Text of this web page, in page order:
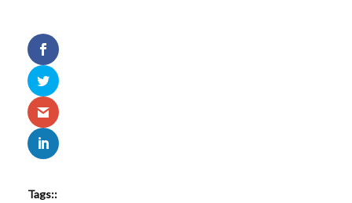
Tags::